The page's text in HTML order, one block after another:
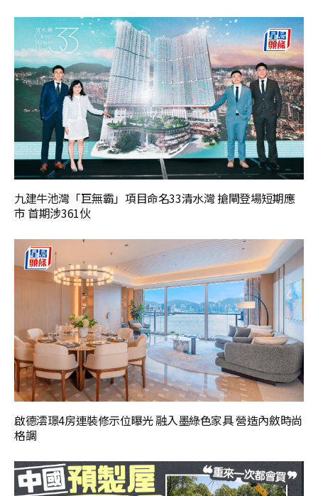
九建牛池灣「巨無霸」項目命名33清水灣 搶閘登場短期應
市 首期涉361伙
啟德澐璟4房連裝修示位曝光 融入墨綠色家具 營造內斂時尚
格調